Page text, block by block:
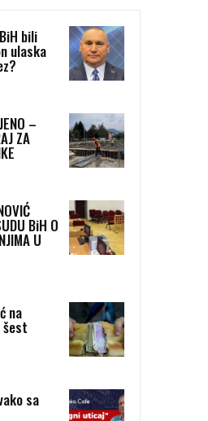
bili
ulaska
–
ZA
BiH O
U
na
šest
sa